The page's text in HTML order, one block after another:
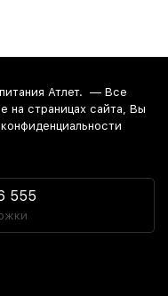
Атлет. — Все
на страницах сайта, Вы
555